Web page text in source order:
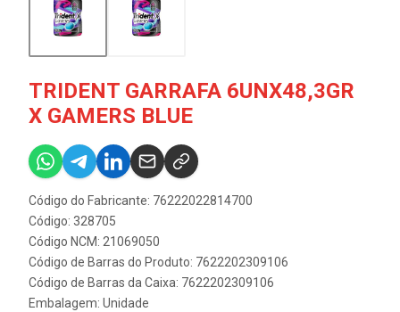
TRIDENT GARRAFA 6UNX48,3GR
X GAMERS BLUE
Código do Fabricante: 76222022814700
Código: 328705
Código NCM: 21069050
Código de Barras do Produto: 7622202309106
Código de Barras da Caixa: 7622202309106
Embalagem: Unidade